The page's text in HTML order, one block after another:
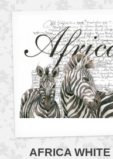
AFRICA WHITE